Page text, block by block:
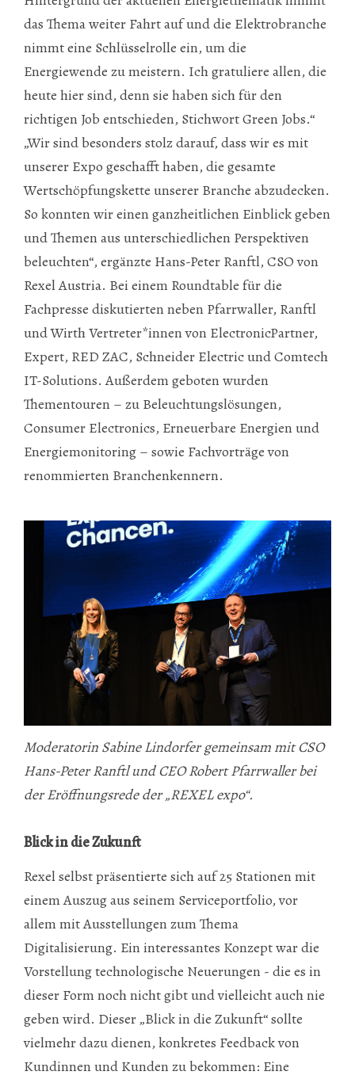
das Thema weiter Fahrt auf und die Elektrobranche
nimmt eine Schlüsselrolle ein, um die
Energiewende zu meistern. Ich gratuliere allen, die
heute hier sind, denn sie haben sich für den
richtigen Job entschieden, Stichwort Green Jobs.“
„Wir sind besonders stolz darauf, dass wir es mit
unserer Expo geschafft haben, die gesamte
Wertschöpfungskette unserer Branche abzudecken.
So konnten wir einen ganzheitlichen Einblick geben
und Themen aus unterschiedlichen Perspektiven
beleuchten“, ergänzte Hans-Peter Ranftl, CSO von
Rexel Austria. Bei einem Roundtable für die
Fachpresse diskutierten neben Pfarrwaller, Ranftl
und Wirth Vertreter*innen von ElectronicPartner,
Expert, RED ZAC, Schneider Electric und Comtech
IT-Solutions. Außerdem geboten wurden
Thementouren – zu Beleuchtungslösungen,
Consumer Electronics, Erneuerbare Energien und
Energiemonitoring – sowie Fachvorträge von
renommierten Branchenkennern.
Moderatorin Sabine Lindorfer gemeinsam mit CSO
Hans-Peter Ranftl und CEO Robert Pfarrwaller bei
der Eröffnungsrede der „REXEL expo“.
Blick in die Zukunft
Rexel selbst präsentierte sich auf 25 Stationen mit
einem Auszug aus seinem Serviceportfolio, vor
allem mit Ausstellungen zum Thema
Digitalisierung. Ein interessantes Konzept war die
Vorstellung technologische Neuerungen - die es in
dieser Form noch nicht gibt und vielleicht auch nie
geben wird. Dieser „Blick in die Zukunft“ sollte
vielmehr dazu dienen, konkretes Feedback von
Kundinnen und Kunden zu bekommen: Eine